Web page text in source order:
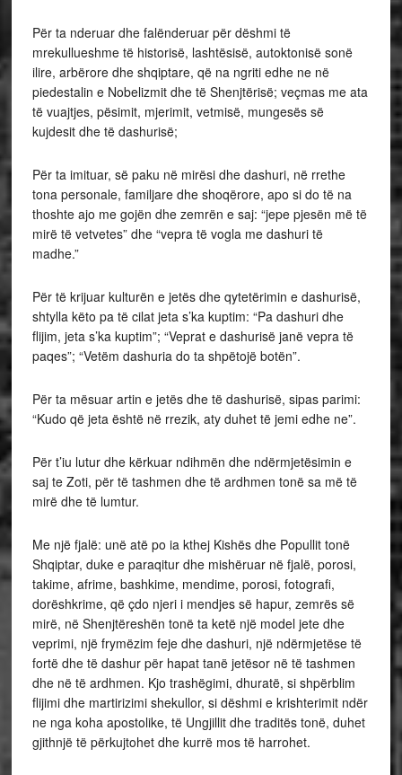
Për ta nderuar dhe falënderuar për dëshmi të
mrekullueshme të historisë, lashtësisë, autoktonisë sonë
ilire, arbërore dhe shqiptare, që na ngriti edhe ne në
piedestalin e Nobelizmit dhe të Shenjtërisë; veçmas me ata
të vuajtjes, pësimit, mjerimit, vetmisë, mungesës së
kujdesit dhe të dashurisë;
Për ta imituar, së paku në mirësi dhe dashuri, në rrethe
tona personale, familjare dhe shoqërore, apo si do të na
thoshte ajo me gojën dhe zemrën e saj: “jepe pjesën më të
mirë të vetvetes” dhe “vepra të vogla me dashuri të
madhe.”
Për të krijuar kulturën e jetës dhe qytetërimin e dashurisë,
shtylla këto pa të cilat jeta s’ka kuptim: “Pa dashuri dhe
flijim, jeta s’ka kuptim”; “Veprat e dashurisë janë vepra të
paqes”; “Vetëm dashuria do ta shpëtojë botën”.
Për ta mësuar artin e jetës dhe të dashurisë, sipas parimi:
“Kudo që jeta është në rrezik, aty duhet të jemi edhe ne”.
Për t’iu lutur dhe kërkuar ndihmën dhe ndërmjetësimin e
saj te Zoti, për të tashmen dhe të ardhmen tonë sa më të
mirë dhe të lumtur.
Me një fjalë: unë atë po ia kthej Kishës dhe Popullit tonë
Shqiptar, duke e paraqitur dhe mishëruar në fjalë, porosi,
takime, afrime, bashkime, mendime, porosi, fotografi,
dorëshkrime, që çdo njeri i mendjes së hapur, zemrës së
mirë, në Shenjtëreshën tonë ta ketë një model jete dhe
veprimi, një frymëzim feje dhe dashuri, një ndërmjetëse të
fortë dhe të dashur për hapat tanë jetësor në të tashmen
dhe në të ardhmen. Kjo trashëgimi, dhuratë, si shpërblim
flijimi dhe martirizimi shekullor, si dëshmi e krishterimit ndër
ne nga koha apostolike, të Ungjillit dhe traditës tonë, duhet
gjithnjë të përkujtohet dhe kurrë mos të harrohet.